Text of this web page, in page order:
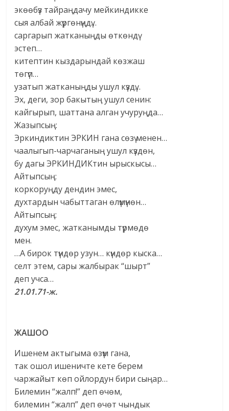
экөөбүз тайраңдачу мейкиндикке
сыя албай жүргөнүңдү…
саргарып жатканыңды өткөндү
эстеп…
китептин кыздарындай көзжаш
төгүп…
узатып жатканыңды ушул күздү…
Эх, деги, зор бакытың ушул сенин:
кайгырып, шаттана алган учуруңда…
Жазыпсың:
Эркиндиктин ЭРКИН гана сөзү менен…
чаалыгып-чарчаганың ушул күздөн,
бу дагы ЭРКИНДИКтин ырыскысы…
Айтыпсың:
коркоруңду дендин эмес,
духтардын чабыттаган өлүмүнөн…
Айтыпсың:
духум эмес, жатканымды түрмөдө
мен.
…А бирок түндөр узун… күндөр кыска…
селт этем, сары жалбырак “шырт”
деп учса…
21.01.71-ж.
ЖАШОО
Ишенем актыгыма өзүм гана,
так ошол ишеничте кете берем
чаржайыт көп ойлордун бири сыңар…
Билемин “жалп!” деп өчөм,
билемин “жалп” деп өчөт чындык